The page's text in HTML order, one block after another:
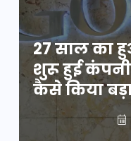
27 साल का
शुरू हुई कंपनी
कैसे किया